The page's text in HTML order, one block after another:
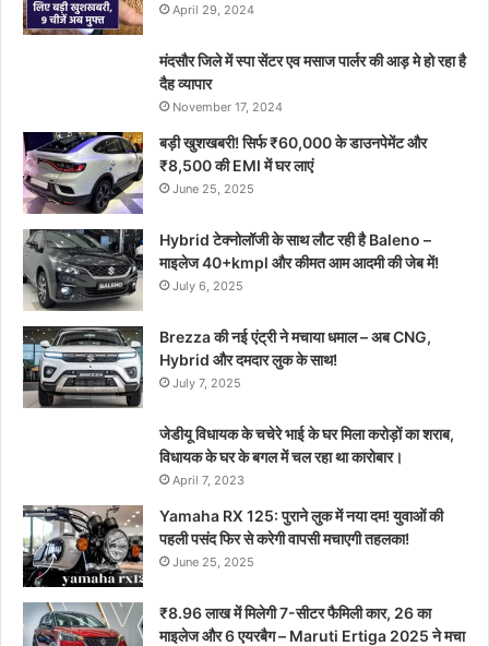
April 29, 2024
मंदसौर जिले में स्पा सेंटर एव मसाज पार्लर की आड़ मे हो रहा है
दैह व्यापार
November 17, 2024
बड़ी खुशखबरी! सिर्फ ₹60,000 के डाउनपेमेंट और
₹8,500 की EMI में घर लाएं
June 25, 2025
Hybrid टेक्नोलॉजी के साथ लौट रही है Baleno –
माइलेज 40+kmpl और कीमत आम आदमी की जेब में!
July 6, 2025
Brezza की नई एंट्री ने मचाया धमाल – अब CNG,
Hybrid और दमदार लुक के साथ!
July 7, 2025
जेडीयू विधायक के चचेरे भाई के घर मिला करोड़ों का शराब,
विधायक के घर के बगल में चल रहा था कारोबार।
April 7, 2023
Yamaha RX 125: पुराने लुक में नया दम! युवाओं की
पहली पसंद फिर से करेगी वापसी मचाएगी तहलका!
June 25, 2025
₹8.96 लाख में मिलेगी 7-सीटर फैमिली कार, 26 का
माइलेज और 6 एयरबैग – Maruti Ertiga 2025 ने मचा